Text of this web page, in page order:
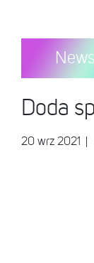
News
Doda
20 wrz 2021